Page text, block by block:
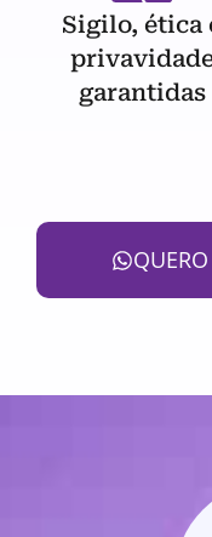
Sigilo, ética
garantidas